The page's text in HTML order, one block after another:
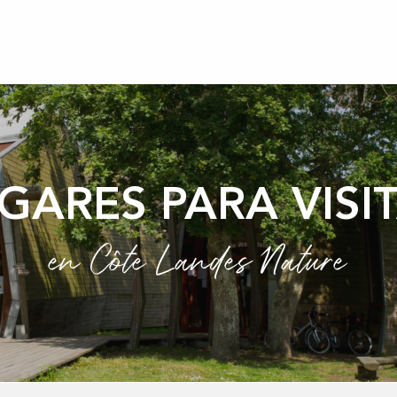
PARA
en Côte Landes Nature